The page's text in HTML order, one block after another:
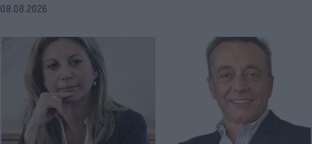
08.08.2026